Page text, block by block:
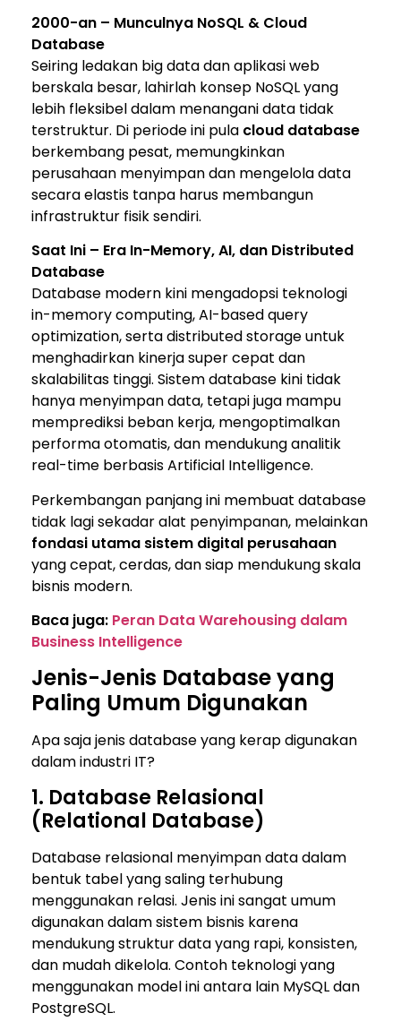
2000-an – Munculnya NoSQL & Cloud
Database
Seiring ledakan big data dan aplikasi web
berskala besar, lahirlah konsep NoSQLyang
lebih fleksibel dalam menangani data tidak
terstruktur. Di periode ini pula cloud database
berkembang pesat, memungkinkan
perusahaan menyimpan dan mengelola data
secara elastis tanpa harus membangun
infrastruktur fisik sendiri.
Saat Ini – Era In-Memory, AI, dan Distributed
Database
Database modern kini mengadopsi teknologi
in-memory computing, AI-based query
optimization, serta distributed storage untuk
menghadirkan kinerja super cepat dan
skalabilitas tinggi. Sistem database kini tidak
hanya menyimpan data, tetapi juga mampu
memprediksi beban kerja, mengoptimalkan
performa otomatis, dan mendukung analitik
real-time berbasisArtificial Intelligence.
Perkembangan panjang ini membuat database
tidak lagi sekadar alat penyimpanan, melainkan
fondasi utama sistem digital perusahaan
yang cepat, cerdas, dan siap mendukung skala
bisnis modern.
Baca juga: Peran Data Warehousing dalam
Business Intelligence
Jenis-Jenis Database yang
Paling Umum Digunakan
Apa saja jenis database yang kerap digunakan
dalam industri IT?
1. Database Relasional
(Relational Database)
Database relasional menyimpan data dalam
bentuk tabel yang saling terhubung
menggunakan relasi. Jenis ini sangat umum
digunakan dalam sistem bisnis karena
mendukung struktur data yang rapi, konsisten,
dan mudah dikelola. Contoh teknologi yang
menggunakan model ini antara lain MySQLdan
PostgreSQL.